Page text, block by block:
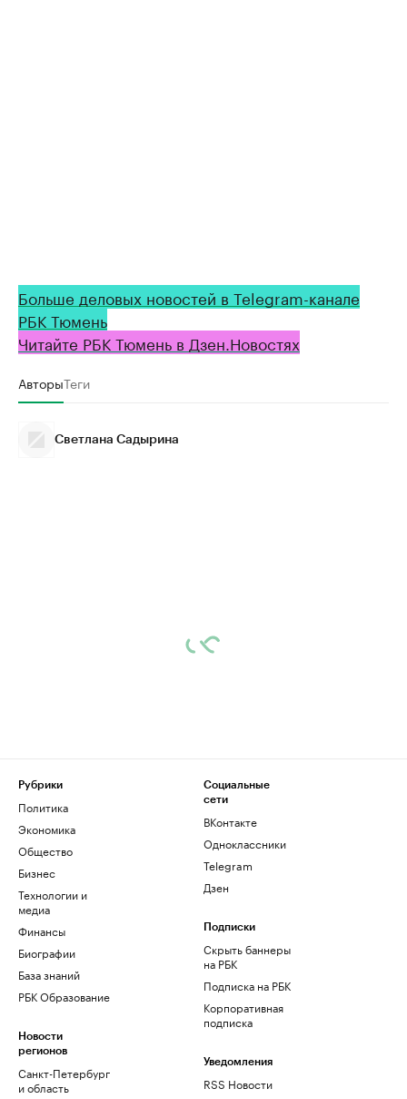
Больше деловых новостей в Telegram-канале
РБК Тюмень
Читайте РБК Тюмень в Дзен.Новостях
АвторыТеги
Светлана Садырина
Рубрики
Политика
Экономика
Общество
Бизнес
Технологии и
медиа
Финансы
Биографии
База знаний
РБК Образование
Новости
регионов
Санкт-Петербург
и область
Социальные
сети
ВКонтакте
Одноклассники
Telegram
Дзен
Подписки
Скрыть баннеры
на РБК
Подписка на РБК
Корпоративная
подписка
Уведомления
RSS Новости